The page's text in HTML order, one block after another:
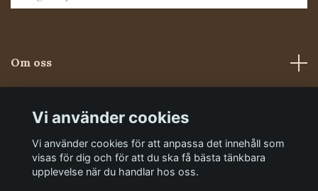
Om oss
Sociala medier
Vi använder cookies
Vi använder cookies för att anpassa det innehåll som
visas för dig och för att du ska få bästa tänkbara
upplevelse när du handlar hos oss.